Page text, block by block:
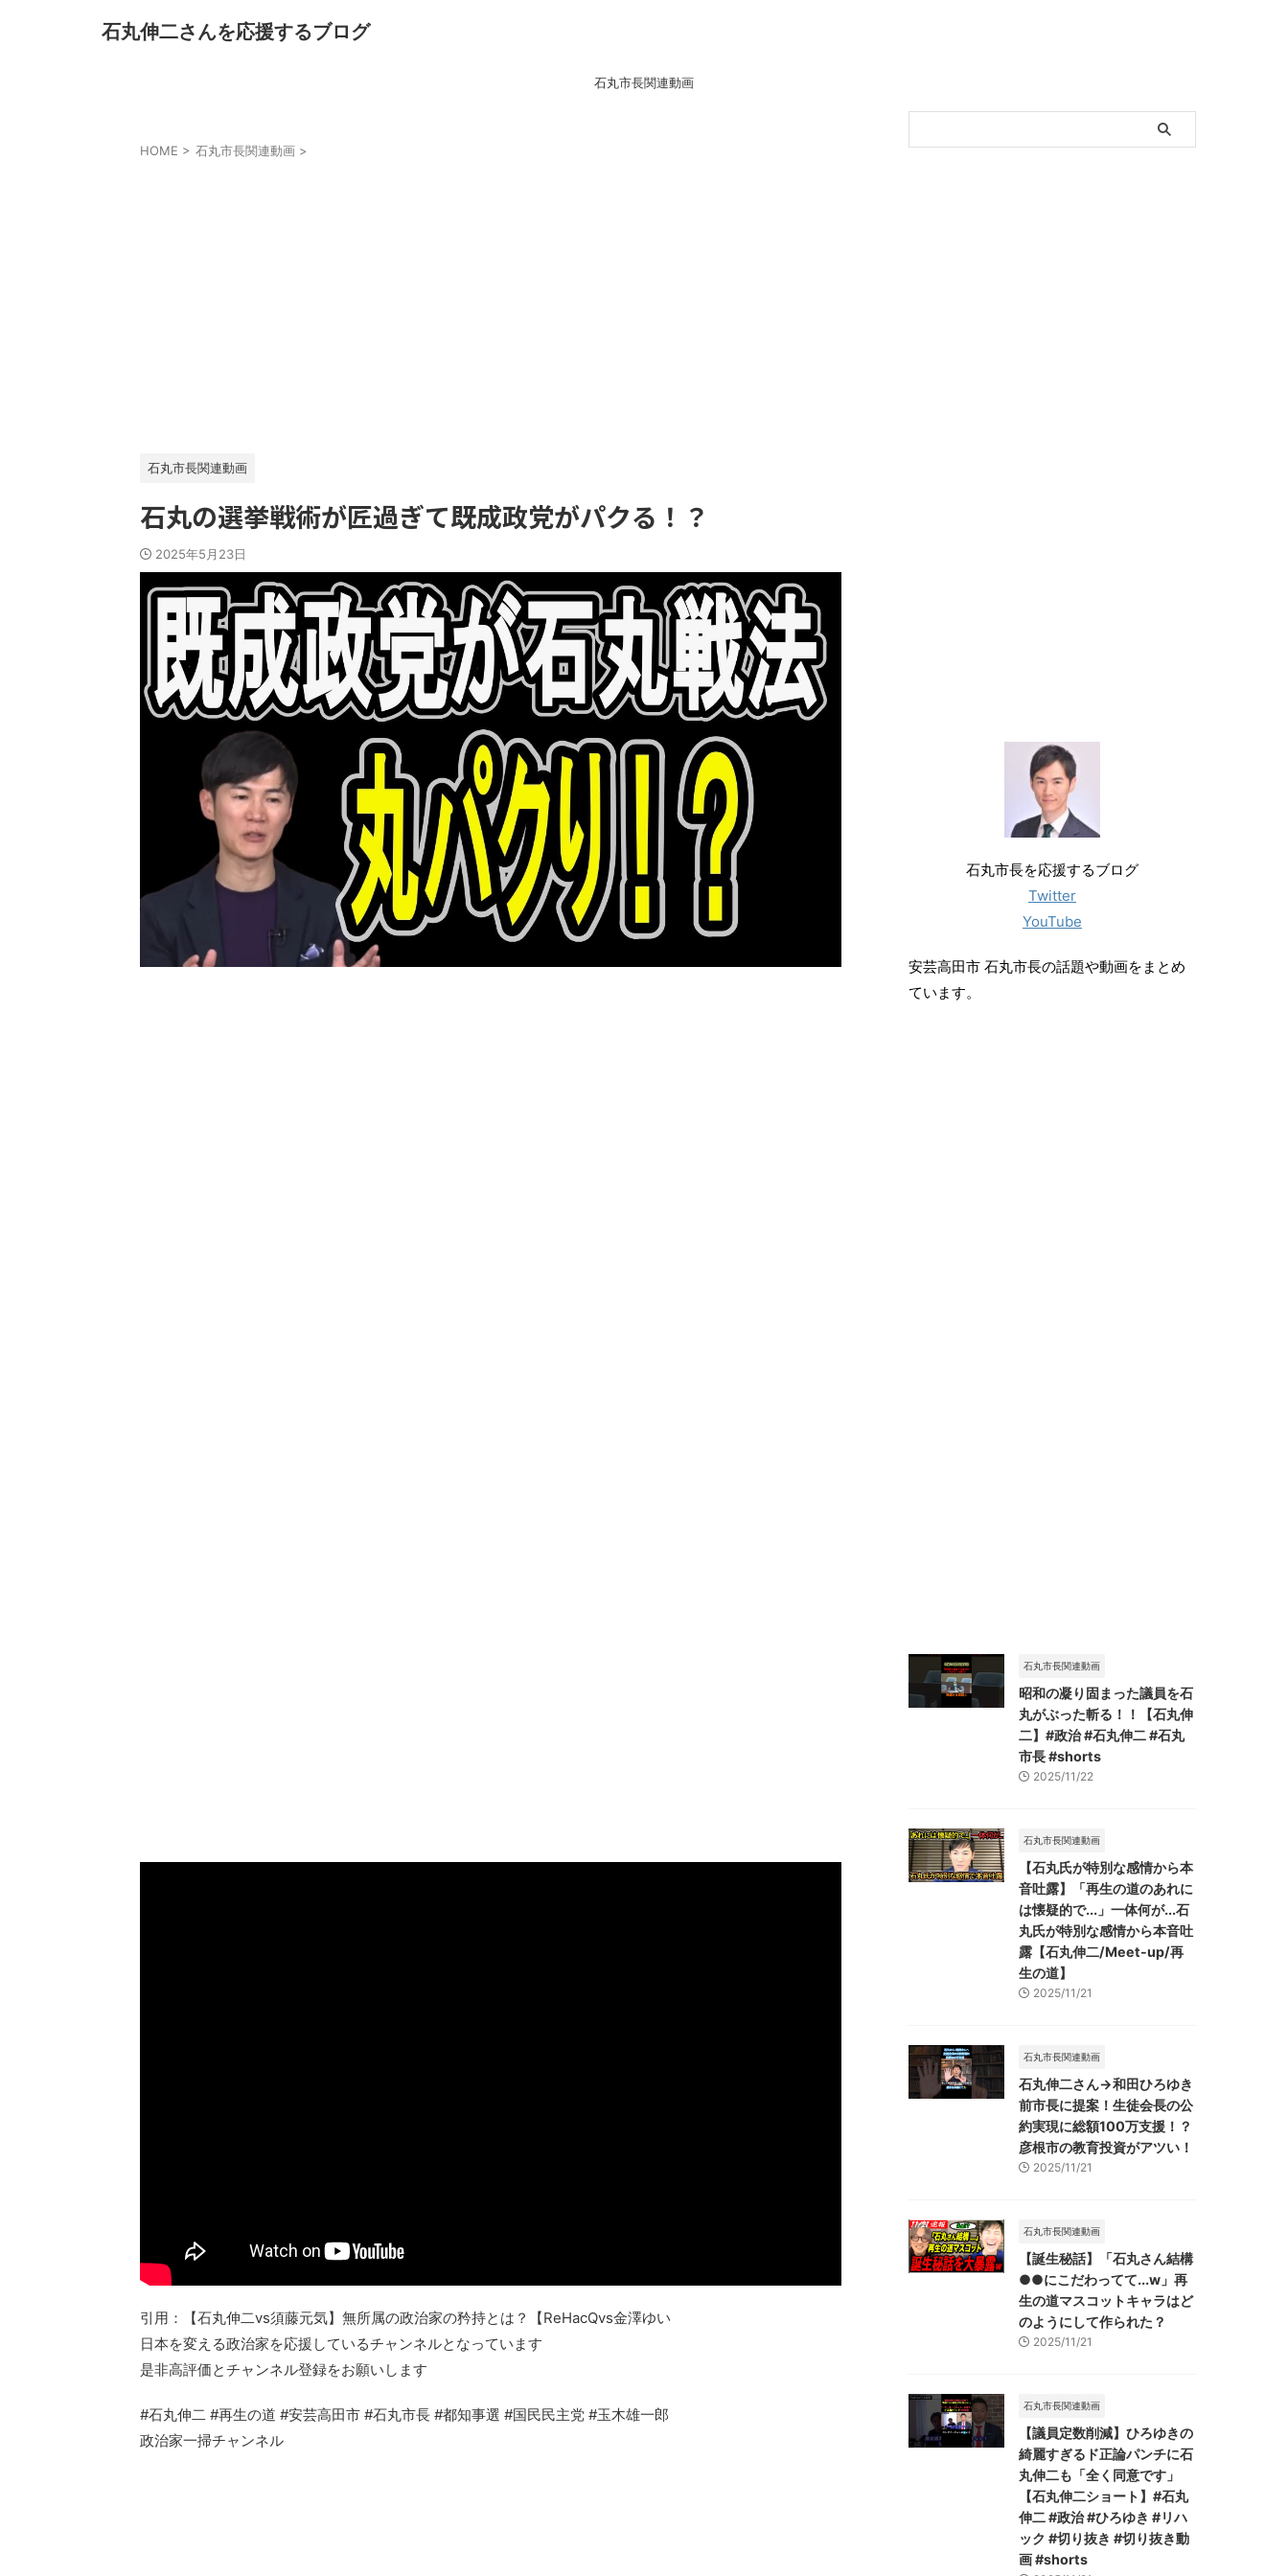
石丸伸二さんを応援するブログ
石丸市長関連動画
HOME > 石丸市長関連動画 >
石丸市長関連動画
石丸の選挙戦術が匠過ぎて既成政党がパクる！？
2025年5月23日
引用：【石丸伸二vs須藤元気】無所属の政治家の矜持とは？【ReHacQvs金澤ゆい
日本を変える政治家を応援しているチャンネルとなっています
是非高評価とチャンネル登録をお願いします
#石丸伸二 #再生の道 #安芸高田市 #石丸市長 #都知事選 #国民民主党 #玉木雄一郎
政治家一掃チャンネル
石丸市長を応援するブログ
Twitter
YouTube
安芸高田市 石丸市長の話題や動画をまとめ
ています。
石丸市長関連動画
昭和の凝り固まった議員を石
丸がぶった斬る！！【石丸伸
二】#政治 #石丸伸二 #石丸
市長 #shorts
2025/11/22
石丸市長関連動画
【石丸氏が特別な感情から本
音吐露】「再生の道のあれに
は懐疑的で...」一体何が...石
丸氏が特別な感情から本音吐
露【石丸伸二/Meet-up/再
生の道】
2025/11/21
石丸市長関連動画
石丸伸二さん→和田ひろゆき
前市長に提案！生徒会長の公
約実現に総額100万支援！？
彦根市の教育投資がアツい！
2025/11/21
石丸市長関連動画
【誕生秘話】「石丸さん結構
●●にこだわってて...w」再
生の道マスコットキャラはど
のようにして作られた？
2025/11/21
石丸市長関連動画
【議員定数削減】ひろゆきの
綺麗すぎるド正論パンチに石
丸伸二も「全く同意です」
【石丸伸二ショート】#石丸
伸二 #政治 #ひろゆき #リハ
ック #切り抜き #切り抜き動
画 #shorts